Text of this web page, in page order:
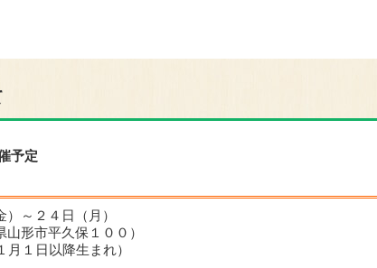
予定
～２４日（月）
形市平久保１００）
１日以降生まれ）